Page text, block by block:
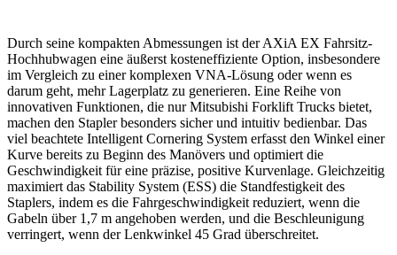
Durch seine kompakten Abmessungen ist der AXiA EX Fahrsitz-
Hochhubwagen eine äußerst kosteneffiziente Option, insbesondere
im Vergleich zu einer komplexen VNA-Lösung oder wenn es
darum geht, mehr Lagerplatz zu generieren. Eine Reihe von
innovativen Funktionen, die nur Mitsubishi Forklift Trucks bietet,
machen den Stapler besonders sicher und intuitiv bedienbar. Das
viel beachtete Intelligent Cornering System erfasst den Winkel einer
Kurve bereits zu Beginn des Manövers und optimiert die
Geschwindigkeit für eine präzise, positive Kurvenlage. Gleichzeitig
maximiert das Stability System (ESS) die Standfestigkeit des
Staplers, indem es die Fahrgeschwindigkeit reduziert, wenn die
Gabeln über 1,7 m angehoben werden, und die Beschleunigung
verringert, wenn der Lenkwinkel 45 Grad überschreitet.